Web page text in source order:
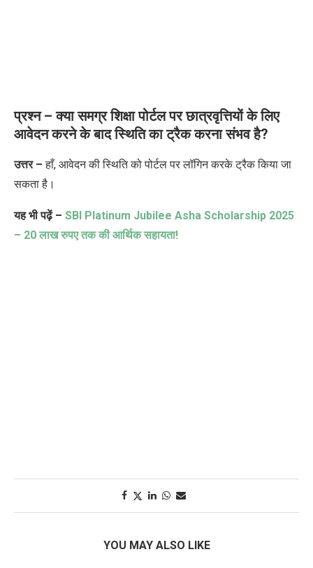
प्रश्न – क्या समग्र शिक्षा पोर्टल पर छात्रवृत्तियों के लिए
आवेदन करने के बाद स्थिति का ट्रैक करना संभव है?
उत्तर – हाँ, आवेदन की स्थिति को पोर्टल पर लॉगिन करके ट्रैक किया जा
सकता है।
यह भी पढ़ें – SBI Platinum Jubilee Asha Scholarship 2025
– 20 लाख रुपए तक की आर्थिक सहायता!
YOU MAY ALSO LIKE